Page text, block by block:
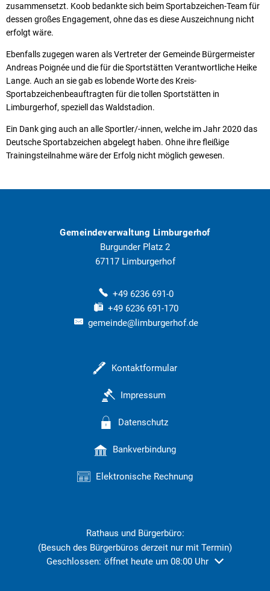
zusammensetzt. Koob bedankte sich beim Sportabzeichen-Team für
dessen großes Engagement, ohne das es diese Auszeichnung nicht
erfolgt wäre.
Ebenfalls zugegen waren als Vertreter der Gemeinde Bürgermeister
Andreas Poignée und die für die Sportstätten Verantwortliche Heike
Lange. Auch an sie gab es lobende Worte des Kreis-
Sportabzeichenbeauftragten für die tollen Sportstätten in
Limburgerhof, speziell das Waldstadion.
Ein Dank ging auch an alle Sportler/-innen, welche im Jahr 2020 das
Deutsche Sportabzeichen abgelegt haben. Ohne ihre fleißige
Trainingsteilnahme wäre der Erfolg nicht möglich gewesen.
Gemeindeverwaltung Limburgerhof
Burgunder Platz 2
67117 Limburgerhof
+49 6236 691-0
+49 6236 691-170
gemeinde@limburgerhof.de
Kontaktformular
Impressum
Datenschutz
Bankverbindung
Elektronische Rechnung
Rathaus und Bürgerbüro:
(Besuch des Bürgerbüros derzeit nur mit Termin)
Klicken, um weitere Öffnungs- oder Schließzeiten
Geschlossen: öffnet heute um 08:00 Uhr